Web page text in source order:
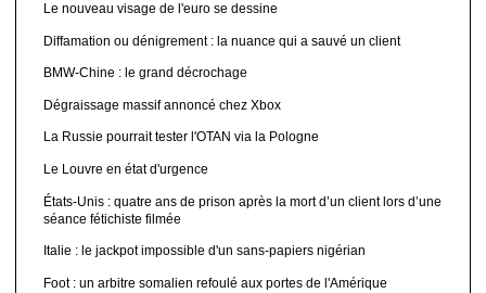
Le nouveau visage de l'euro se dessine
Diffamation ou dénigrement : la nuance qui a sauvé un client
BMW-Chine : le grand décrochage
Dégraissage massif annoncé chez Xbox
La Russie pourrait tester l'OTAN via la Pologne
Le Louvre en état d'urgence
États-Unis : quatre ans de prison après la mort d’un client lors d’une
séance fétichiste filmée
Italie : le jackpot impossible d'un sans-papiers nigérian
Foot : un arbitre somalien refoulé aux portes de l'Amérique